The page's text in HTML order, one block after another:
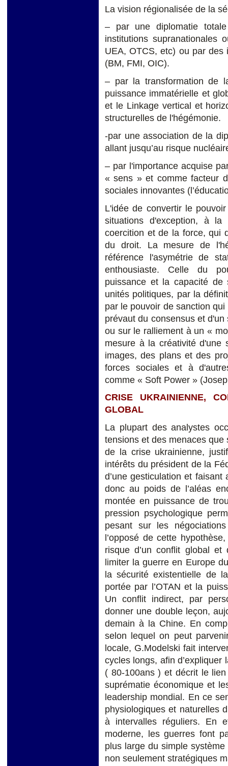
La vision régionalisée de la
– par une diplomatie
institutions supranationales
UEA, OTCS, etc) ou par des
(BM, FMI, OIC).
– par la transformation de
puissance immatérielle et
et le Linkage vertical et
structurelles de l'hégémonie.
-par une association de la
allant jusqu’au risque
– par l'importance acquise
« sens » et comme facteur
sociales innovantes
L'idée de convertir le
situations d'exception, à
coercition et de la force, qui
du droit. La mesure de
référence l'asymétrie de
enthousiaste. Celle du
puissance et la capacité de
unités politiques, par la
par le pouvoir de sanction
prévaut du consensus et
ou sur le ralliement à un «
mesure à la créativité d'une
images, des plans et des
forces sociales et à
comme « Soft Power »
CRISE UKRAINIENNE,
GLOBAL
La plupart des analystes
tensions et des menaces
de la crise ukrainienne,
intérêts du président de la
d’une gesticulation et
donc au poids de l’aléas
montée en puissance de
pression psychologique
pesant sur les
l’opposé de cette
risque d’un conflit global
limiter la guerre en Europe
la sécurité existentielle de
portée par l’OTAN et la
Un conflit indirect, par
donner une double leçon,
demain à la Chine. En
selon lequel on peut
locale, G.Modelski fait
cycles longs, afin
( 80-100ans ) et décrit le
suprématie économique et
leadership mondial. En ce
physiologiques et naturelles
à intervalles réguliers. En
moderne, les guerres font
plus large du simple
non seulement stratégiques